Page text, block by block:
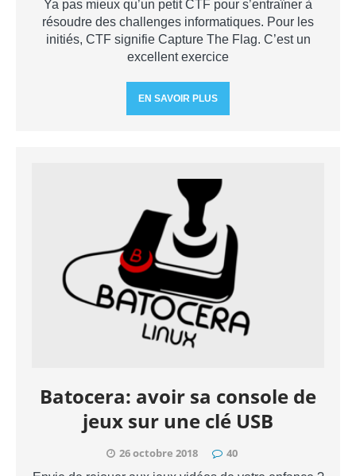
Ya pas mieux qu’un petit CTF pour s’entraîner à
résoudre des challenges informatiques. Pour les
initiés, CTF signifie Capture The Flag. C’est un
excellent exercice
EN SAVOIR PLUS
Batocera: avoir sa console de
jeux sur une clé USB
26 octobre 2018 40